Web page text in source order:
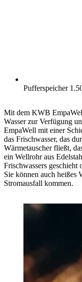
Pufferspeicher
Mit dem KWB
Wasser zur Verfügung
EmpaWell mit einer
das Frischwasser, das
Wärmetauscher fließt,
ein Wellrohr aus
Frischwassers geschieht
Sie können auch heißes
Stromausfall kommen.